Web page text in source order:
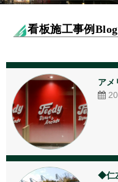
よくあ
京都市
看板
アクリ
看板デザ
お問い
看板施工事例Blog
アメ
◆仁